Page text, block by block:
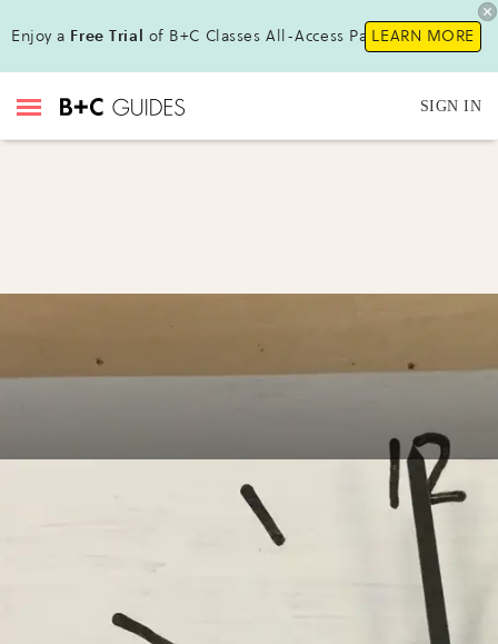
Enjoy a Free Trial of B+C Classes All-Access Pass!LEARN MORE
SIGN IN